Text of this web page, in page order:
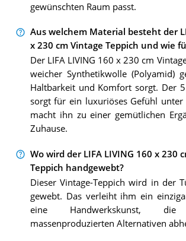
gewünschten Raum passt.
Aus welchem Material besteht der
x 230 cm Vintage Teppich und wie
Der LIFA LIVING 160 x 230 cm
weicher Synthetikwolle (Polyamid)
Haltbarkeit und Komfort sorgt. Der
sorgt für ein luxuriöses Gefühl unter
macht ihn zu einer gemütlichen
Zuhause.
Wo wird der LIFA LIVING 160 x 230
Teppich handgewebt?
Dieser Vintage-Teppich wird in der
gewebt. Das verleiht ihm ein
eine Handwerkskunst,
massenproduzierten Alternativen